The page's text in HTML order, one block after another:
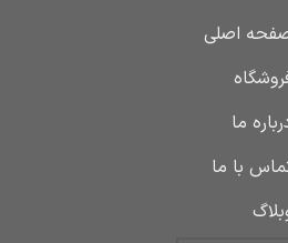
اصلی
ما
با ما